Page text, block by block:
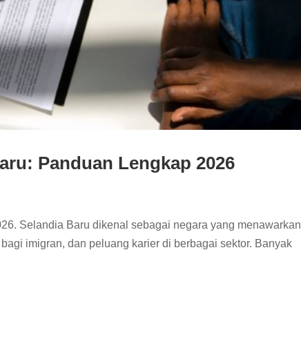
Panduan Lengkap 2026
Selandia Baru dikenal sebagai negara yang menawarkan
imigran, dan peluang karier di berbagai sektor. Banyak